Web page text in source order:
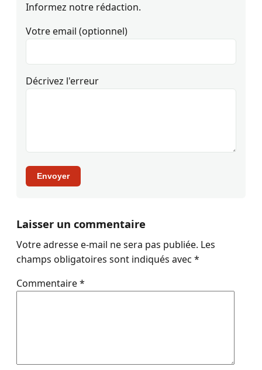
Informez notre rédaction.
Votre email (optionnel)
Décrivez l'erreur
Envoyer
Laisser un commentaire
Votre adresse e-mail ne sera pas publiée. Les
champs obligatoires sont indiqués avec *
Commentaire*